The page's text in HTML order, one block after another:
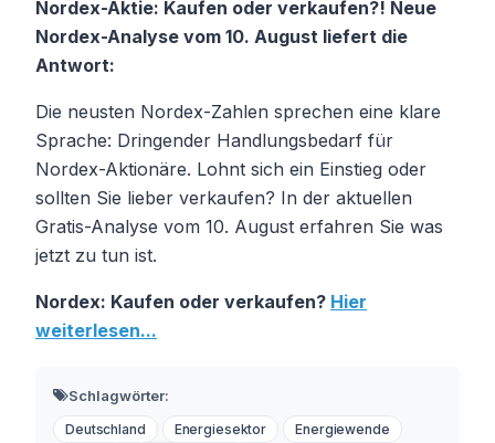
Nordex-Aktie: Kaufen oder verkaufen?! Neue
Nordex-Analyse vom 10. August liefert die
Antwort:
Die neusten Nordex-Zahlen sprechen eine klare
Sprache: Dringender Handlungsbedarf für
Nordex-Aktionäre. Lohnt sich ein Einstieg oder
sollten Sie lieber verkaufen? In der aktuellen
Gratis-Analyse vom 10. August erfahren Sie was
jetzt zu tun ist.
Nordex: Kaufen oder verkaufen? Hier
weiterlesen...
Schlagwörter:
Deutschland Energiesektor
Energiewende